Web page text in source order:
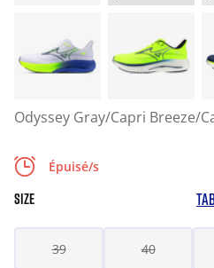
Odyssey Gray/Capri Breeze/
Épuisé/s
SIZE
39 40